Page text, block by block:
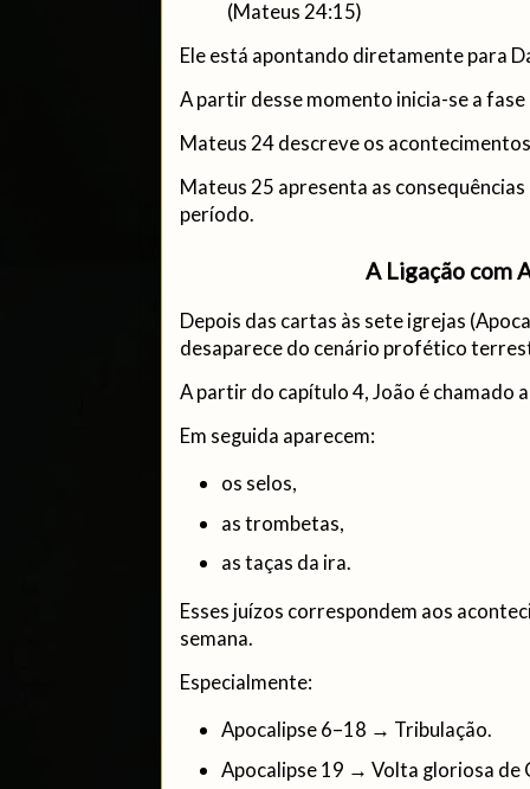
(Mateus 24:15)
Ele está apontando diretamente para
A partir desse momento inicia-se a
Mateus 24 descreve os
Mateus 25 apresenta as
período.
A Ligação com
Depois das cartas às sete igrejas
desaparece do cenário profético
A partir do capítulo 4, João é chamado
Em seguida aparecem:
os selos,
as trombetas,
as taças da ira.
Esses juízos correspondem aos
semana.
Especialmente:
Apocalipse 6–18 → Tribulação.
Apocalipse 19 → Volta gloriosa de